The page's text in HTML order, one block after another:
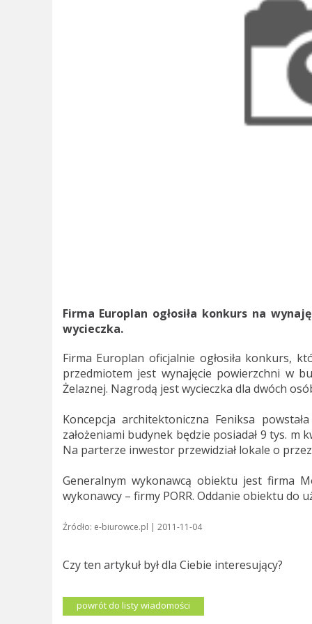
Firma Europlan ogłosiła konkurs na
wycieczka.
Firma Europlan oficjalnie ogłosiła konkurs,
przedmiotem jest wynajęcie powierzchni w
Żelaznej. Nagrodą jest wycieczka dla dwóch
Koncepcja architektoniczna Feniksa
założeniami budynek będzie posiadał 9 tys.
Na parterze inwestor przewidział lokale o
Generalnym wykonawcą obiektu jest firma
wykonawcy – firmy PORR. Oddanie obiektu do
Źródło: e-biurowce.pl | 2011-11-04
Czy ten artykuł był dla Ciebie interesujący?
powrót do listy wiadomości